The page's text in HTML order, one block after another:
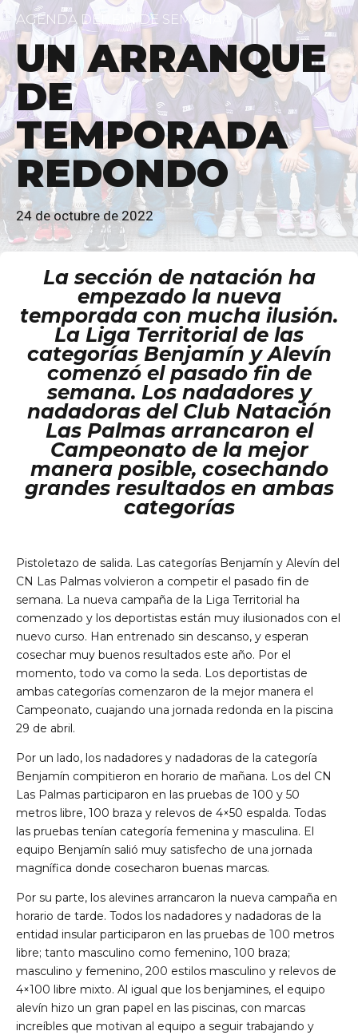
AGENDA DEL FIN DE SEMANA
UN ARRANQUE
DE
TEMPORADA
REDONDO
24 de octubre de 2022
La sección de natación ha
empezado la nueva
temporada con mucha ilusión.
La Liga Territorial de las
categorías Benjamín y Alevín
comenzó el pasado fin de
semana. Los nadadores y
nadadoras del Club Natación
Las Palmas arrancaron el
Campeonato de la mejor
manera posible, cosechando
grandes resultados en ambas
categorías
Pistoletazo de salida. Las categorías Benjamín y Alevín del
CN Las Palmas volvieron a competir el pasado fin de
semana. La nueva campaña de la Liga Territorial ha
comenzado y los deportistas están muy ilusionados con el
nuevo curso. Han entrenado sin descanso, y esperan
cosechar muy buenos resultados este año. Por el
momento, todo va como la seda. Los deportistas de
ambas categorías comenzaron de la mejor manera el
Campeonato, cuajando una jornada redonda en la piscina
29 de abril.
Por un lado, los nadadores y nadadoras de la categoría
Benjamín compitieron en horario de mañana. Los del CN
Las Palmas participaron en las pruebas de 100 y 50
metros libre, 100 braza y relevos de 4×50 espalda. Todas
las pruebas tenían categoría femenina y masculina. El
equipo Benjamín salió muy satisfecho de una jornada
magnífica donde cosecharon buenas marcas.
Por su parte, los alevines arrancaron la nueva campaña en
horario de tarde. Todos los nadadores y nadadoras de la
entidad insular participaron en las pruebas de 100 metros
libre; tanto masculino como femenino, 100 braza;
masculino y femenino, 200 estilos masculino y relevos de
4×100 libre mixto. Al igual que los benjamines, el equipo
alevín hizo un gran papel en las piscinas, con marcas
increíbles que motivan al equipo a seguir trabajando y